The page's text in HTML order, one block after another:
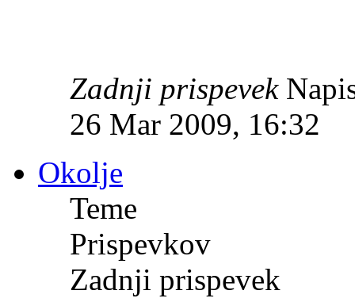
Zadnji prispevek
26 Mar 2009, 16:32
Okolje
Teme
Prispevkov
Zadnji prispevek